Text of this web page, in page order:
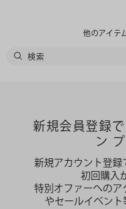
他のアイテ
新規会員登録
ン
新規アカウント登
初回購入
特別オファーへの
やセールイベント